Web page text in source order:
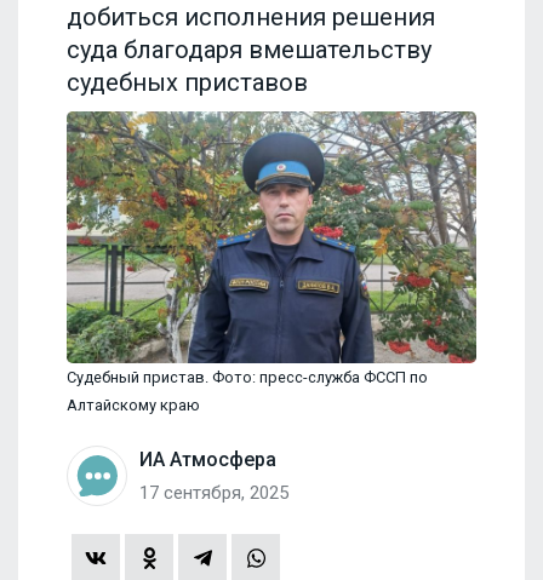
добиться исполнения решения
суда благодаря вмешательству
судебных приставов
Судебный пристав. Фото: пресс-служба ФССП по
Алтайскому краю
ИА Атмосфера
17 сентября, 2025